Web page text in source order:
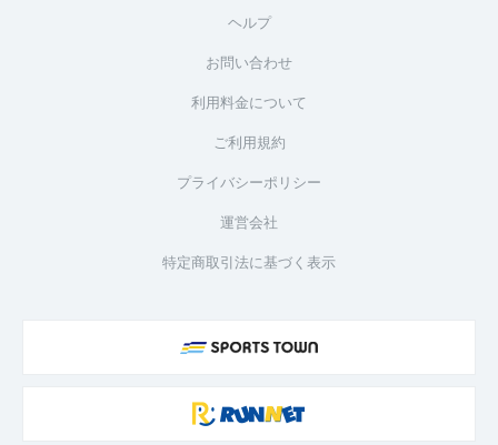
ヘルプ
お問い合わせ
利用料金について
ご利用規約
プライバシーポリシー
運営会社
特定商取引法に基づく表示